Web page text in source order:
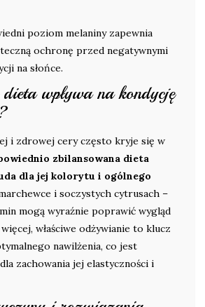
poziom melaniny zapewnia
ochronę przed negatywnymi
na słońce.
wpływa na kondycję
i zdrowej cery często kryje się w
zbilansowana dieta
dla jej kolorytu i ogólnego
i soczystych cytrusach –
mogą wyraźnie poprawić wygląd
właściwe odżywianie to klucz
nawilżenia, co jest
zachowania jej elastyczności i